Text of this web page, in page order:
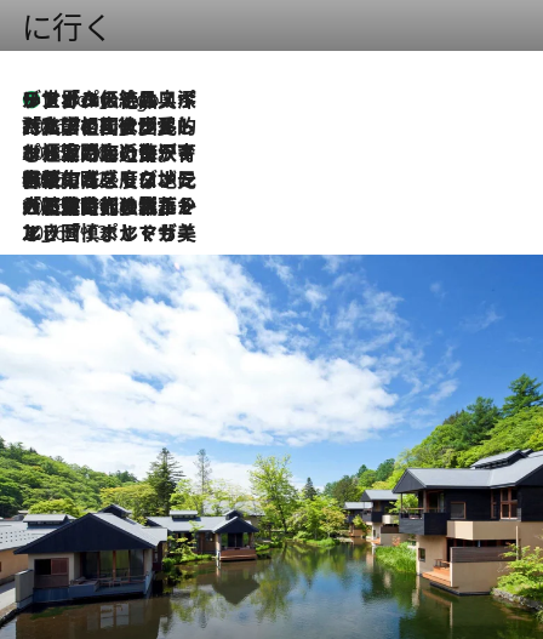
に行く
7 Hours Ago
リスボンの絶品スイーツ「パステル・デ・ナタ」とは？ポルトガル伝統の奥深い世界へ
2026.7.27
「私の祖国はポルトガル語です」国民的詩人フェルナンド・ペソアと、彼が愛した文学の街を歩く
2026.7.26
ポルトガル近海が育む極上の海の幸。キリリと冷えた白ワインと愉しむ、シーフード専門店の贅沢
2026.7.22
伝統の味をモダンに昇華。高感度な地元客が集う、リスボンの最旬ガストロノミー
2026.7.21
大航海時代の栄華から、震災、独裁、そして革命へ。ポルトガル・首都リスボンの石畳に刻まれた「歴史の光と影」
2026.7.13
エッセイ・ヤマザキマリ「慎ましくも美しき国 ポルトガル」